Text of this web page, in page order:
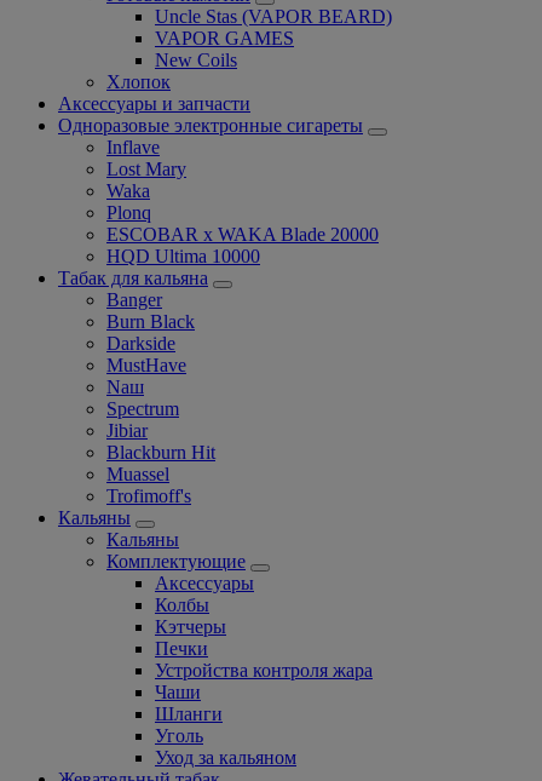
Uncle Stas (VAPOR BEARD)
VAPOR GAMES
New Coils
Хлопок
Аксессуары и запчасти
Одноразовые электронные сигареты
Inflave
Lost Mary
Waka
Plonq
ESCOBAR x WAKA Blade 20000
HQD Ultima 10000
Табак для кальяна
Banger
Burn Black
Darkside
MustHave
Nаш
Spectrum
Jibiar
Blackburn Hit
Muassel
Trofimoff's
Кальяны
Кальяны
Комплектующие
Аксессуары
Колбы
Кэтчеры
Печки
Устройства контроля жара
Чаши
Шланги
Уголь
Уход за кальяном